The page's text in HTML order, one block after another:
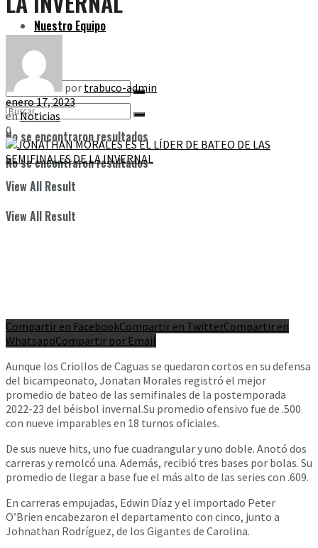
No se encontraron resultados
View All Result
Nuestro Equipo
No se encontraron resultados
View All Result
por trabuco-admin
enero 17, 2023
enNoticias
0
Compartir en FacebookCompartir en TwitterCompartir en
WhatsappCompartir por Email
Aunque los Criollos de Caguas se quedaron cortos en su defensa
del bicampeonato, Jonatan Morales registró el mejor
promedio de bateo de las semifinales de la postemporada
2022-23 del béisbol invernal.Su promedio ofensivo fue de .500
con nueve imparables en 18 turnos oficiales.
De sus nueve hits, uno fue cuadrangular y uno doble. Anotó dos
carreras y remolcó una. Además, recibió tres bases por bolas. Su
promedio de llegar a base fue el más alto de las series con .609.
En carreras empujadas, Edwin Díaz y el importado Peter
O’Brien encabezaron el departamento con cinco, junto a
Johnathan Rodríguez, de los Gigantes de Carolina.